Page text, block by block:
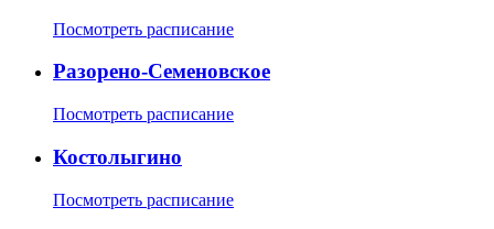
Посмотреть расписание
Разорено-Семеновское
Посмотреть расписание
Костолыгино
Посмотреть расписание